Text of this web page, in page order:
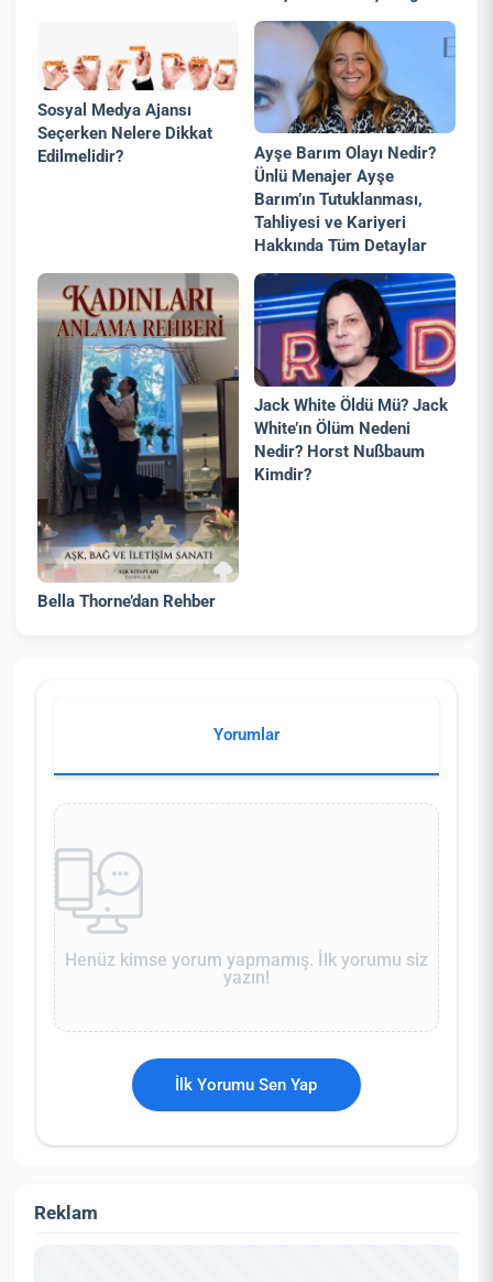
Sosyal Medya Ajansı
Seçerken Nelere Dikkat
Edilmelidir?
Ayşe Barım Olayı Nedir?
Ünlü Menajer Ayşe
Barım’ın Tutuklanması,
Tahliyesi ve Kariyeri
Hakkında Tüm Detaylar
Bella Thorne’dan Rehber
Jack White Öldü Mü? Jack
White’ın Ölüm Nedeni
Nedir? Horst Nußbaum
Kimdir?
Yorumlar
Henüz kimse yorum yapmamış. İlk yorumu siz
yazın!
İlk Yorumu Sen Yap
Reklam